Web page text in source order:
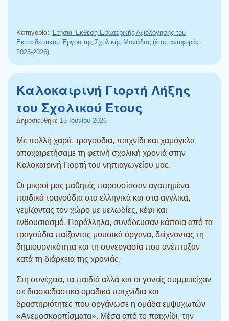
Κατηγορία: Έτησια Έκθεση Εσωτερικής Αξιολόγησης του
Εκπαιδευτικού Έργου της Σχολικής Μονάδας (έτος αναφοράς:
2025-2026)
Καλοκαιρινή Γιορτή Λήξης
του Σχολικού Έτους
Δημοσιεύθηκε 15 Ιουνίου 2026
Με πολλή χαρά, τραγούδια, παιχνίδι και χαμόγελα
αποχαιρετήσαμε τη φετινή σχολική χρονιά στην
Καλοκαιρινή Γιορτή του νηπιαγωγείου μας.
Οι μικροί μας μαθητές παρουσίασαν αγαπημένα
παιδικά τραγούδια στα ελληνικά και στα αγγλικά,
γεμίζοντας τον χώρο με μελωδίες, κέφι και
ενθουσιασμό. Παράλληλα, συνόδευσαν κάποια από τα
τραγούδια παίζοντας μουσικά όργανα, δείχνοντας τη
δημιουργικότητα και τη συνεργασία που ανέπτυξαν
κατά τη διάρκεια της χρονιάς.
Στη συνέχεια, τα παιδιά αλλά και οι γονείς συμμετείχαν
σε διασκεδαστικά ομαδικά παιχνίδια και
δραστηριότητες που οργάνωσε η ομάδα εμψυχωτών
«Ανεμοσκορπίσματα». Μέσα από το παιχνίδι, την